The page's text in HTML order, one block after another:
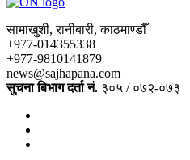
सामाखुशी, रानीबारी, काठमाण्डौँ
+977-014355338
+977-9810141879
news@sajhapana.com
सुचना बिभाग दर्ता नं. ३०५ / ०७२-०७३